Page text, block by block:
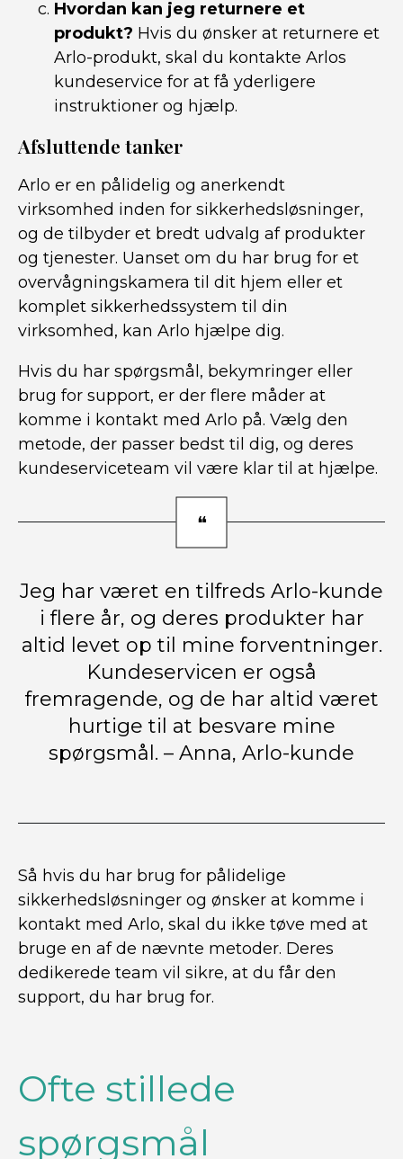
Hvordan kan jeg returnere et
produkt? Hvis du ønsker at returnere et
Arlo-produkt, skal du kontakte Arlos
kundeservice for at få yderligere
instruktioner og hjælp.
Afsluttende tanker
Arlo er en pålidelig og anerkendt
virksomhed inden for sikkerhedsløsninger,
og de tilbyder et bredt udvalg af produkter
og tjenester. Uanset om du har brug for et
overvågningskamera til dit hjem eller et
komplet sikkerhedssystem til din
virksomhed, kan Arlo hjælpe dig.
Hvis du har spørgsmål, bekymringer eller
brug for support, er der flere måder at
komme i kontakt med Arlo på. Vælg den
metode, der passer bedst til dig, og deres
kundeserviceteam vil være klar til at hjælpe.
Jeg har været en tilfreds Arlo-kunde
i flere år, og deres produkter har
altid levet op til mine forventninger.
Kundeservicen er også
fremragende, og de har altid været
hurtige til at besvare mine
spørgsmål. – Anna, Arlo-kunde
Så hvis du har brug for pålidelige
sikkerhedsløsninger og ønsker at komme i
kontakt med Arlo, skal du ikke tøve med at
bruge en af de nævnte metoder. Deres
dedikerede team vil sikre, at du får den
support, du har brug for.
Ofte stillede
spørgsmål